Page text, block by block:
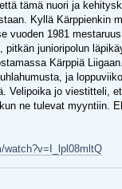
tämä nuori ja
Kyllä Kärppienkin
vuoden 1981
pitkän junioripolun
Kärppiä
ja
Velipoika jo viestitteli,
ne tulevat myyntiin.
watch?v=I_lpl08mltQ